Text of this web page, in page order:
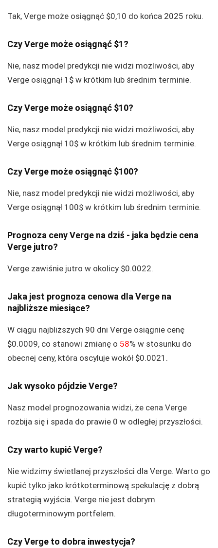
Tak, Verge może osiągnąć $0,10 do końca 2025 roku.
Czy Verge może osiągnąć $1?
Nie, nasz model predykcji nie widzi możliwości, aby
Verge osiągnął 1$ w krótkim lub średnim terminie.
Czy Verge może osiągnąć $10?
Nie, nasz model predykcji nie widzi możliwości, aby
Verge osiągnął 10$ w krótkim lub średnim terminie.
Czy Verge może osiągnąć $100?
Nie, nasz model predykcji nie widzi możliwości, aby
Verge osiągnął 100$ w krótkim lub średnim terminie.
Prognoza ceny Verge na dziś - jaka będzie cena
Verge jutro?
Verge zawiśnie jutro w okolicy $0.0022.
Jaka jest prognoza cenowa dla Verge na
najbliższe miesiące?
W ciągu najbliższych 90 dni Verge osiągnie cenę
$0.0009, co stanowi zmianę o 58% w stosunku do
obecnej ceny, która oscyluje wokół $0.0021.
Jak wysoko pójdzie Verge?
Nasz model prognozowania widzi, że cena Verge
rozbija się i spada do prawie 0 w odległej przyszłości.
Czy warto kupić Verge?
Nie widzimy świetlanej przyszłości dla Verge. Warto go
kupić tylko jako krótkoterminową spekulację z dobrą
strategią wyjścia. Verge nie jest dobrym
długoterminowym portfelem.
Czy Verge to dobra inwestycja?